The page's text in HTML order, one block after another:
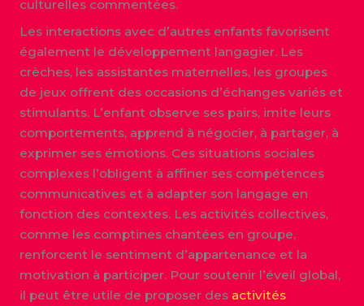
culturelles commentées.
Les interactions avec d’autres enfants favorisent
également le développement langagier. Les
crèches, les assistantes maternelles, les groupes
de jeux offrent des occasions d’échanges variés et
stimulants. L’enfant observe ses pairs, imite leurs
comportements, apprend à négocier, à partager, à
exprimer ses émotions. Ces situations sociales
complexes l’obligent à affiner ses compétences
communicatives et à adapter son langage en
fonction des contextes. Les activités collectives,
comme les comptines chantées en groupe,
renforcent le sentiment d’appartenance et la
motivation à participer. Pour soutenir l’éveil global,
il peut être utile de proposer des activités